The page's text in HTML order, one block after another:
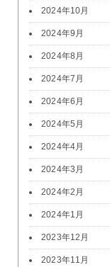
2024年10月
2024年9月
2024年8月
2024年7月
2024年6月
2024年5月
2024年4月
2024年3月
2024年2月
2024年1月
2023年12月
2023年11月